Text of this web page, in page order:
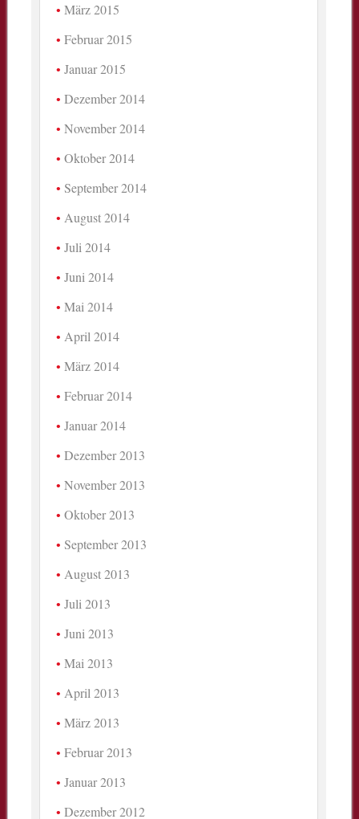
März 2015
Februar 2015
Januar 2015
Dezember 2014
November 2014
Oktober 2014
September 2014
August 2014
Juli 2014
Juni 2014
Mai 2014
April 2014
März 2014
Februar 2014
Januar 2014
Dezember 2013
November 2013
Oktober 2013
September 2013
August 2013
Juli 2013
Juni 2013
Mai 2013
April 2013
März 2013
Februar 2013
Januar 2013
Dezember 2012